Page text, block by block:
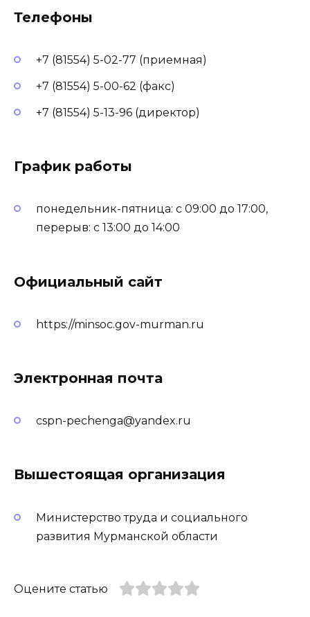
Телефоны
+7 (81554) 5-02-77 (приемная)
+7 (81554) 5-00-62 (факс)
+7 (81554) 5-13-96 (директор)
График работы
понедельник-пятница: с 09:00 до 17:00,
перерыв: с 13:00 до 14:00
Официальный сайт
https://minsoc.gov-murman.ru
Электронная почта
cspn-pechenga@yandex.ru
Вышестоящая организация
Министерство труда и социального
развития Мурманской области
Оцените статью